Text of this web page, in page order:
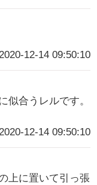
12-14 09:50:10
似合うレルです。
12-14 09:50:10
上に置いて引っ張